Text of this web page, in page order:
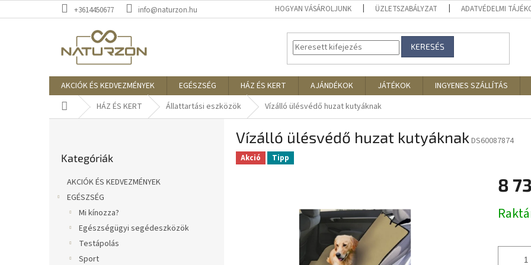
a
+3614450677 info@naturzon.hu HOGYAN VÁSÁROLJUNK ÜZLETSZABÁLYZAT ADATVÉDELMI
KERESÉS
AKCIÓK ÉS KEDVEZMÉNYEK EGÉSZSÉG HÁZ ÉS KERT AJÁNDÉKOK JÁTÉKOK INGYENES SZÁLLÍTÁS
KezdőlapHÁZ ÉS KERT Állattartási eszközök Vízálló ülésvédő huzat kutyáknak
átugrása
Kategóriák
AKCIÓK ÉS KEDVEZMÉNYEK
EGÉSZSÉG
Mi kínozza?
Egészségügyi segédeszközök
Testápolás
Sport
Vízálló ülésvédő huzat kutyáknak DS60087874
Akció Tipp
8